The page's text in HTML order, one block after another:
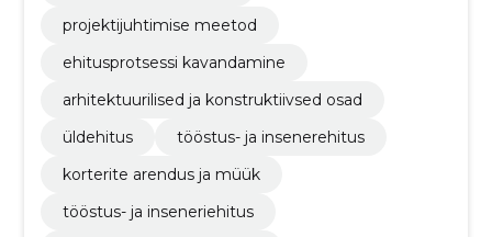
projektijuhtimise meetod
ehitusprotsessi kavandamine
arhitektuurilised ja konstruktiivsed osad
üldehitus
tööstus- ja insenerehitus
korterite arendus ja müük
tööstus- ja inseneriehitus